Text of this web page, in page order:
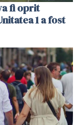
fi oprit
1 a fost